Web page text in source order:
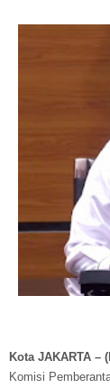
Kota JAKARTA –
Komisi